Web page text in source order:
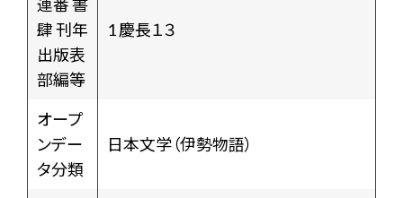
連番 書
肆 刊年
出版表
部編等
1 慶長１３
オープ
ンデー
タ分類
日本文学（伊勢物語）